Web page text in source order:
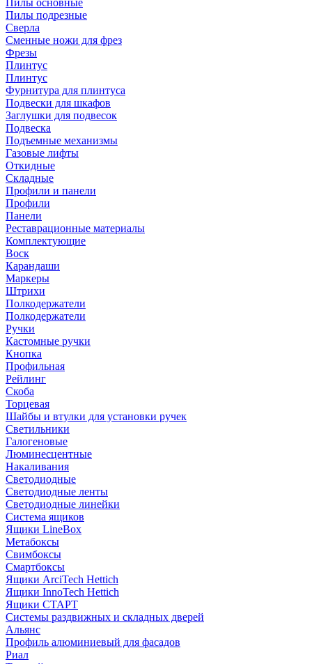
Пилы основные
Пилы подрезные
Сверла
Сменные ножи для фрез
Фрезы
Плинтус
Плинтус
Фурнитура для плинтуса
Подвески для шкафов
Заглушки для подвесок
Подвеска
Подъемные механизмы
Газовые лифты
Откидные
Складные
Профили и панели
Профили
Панели
Реставрационные материалы
Комплектующие
Воск
Карандаши
Маркеры
Штрихи
Полкодержатели
Полкодержатели
Ручки
Кастомные ручки
Кнопка
Профильная
Рейлинг
Скоба
Торцевая
Шайбы и втулки для установки ручек
Светильники
Галогеновые
Люминесцентные
Накаливания
Светодиодные
Светодиодные ленты
Светодиодные линейки
Система ящиков
Ящики LineBox
Метабоксы
Свимбоксы
Смартбоксы
Ящики ArciTech Hettich
Ящики InnoTech Hettich
Ящики СТАРТ
Системы раздвижных и складных дверей
Альянс
Профиль алюминиевый для фасадов
Риал